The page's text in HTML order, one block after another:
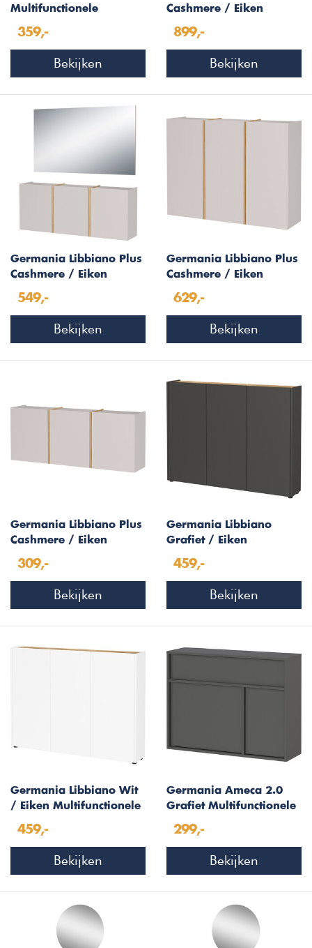
Multifunctionele
359,-
Bekijken
Cashmere / Eiken
899,-
Bekijken
Germania Libbiano Plus
Cashmere / Eiken
549,-
Bekijken
Germania Libbiano Plus
Cashmere / Eiken
Wandkast H103 cm
629,-
Bekijken
Germania Libbiano Plus
Cashmere / Eiken
Wandkast H55 cm
309,-
Bekijken
Germania Libbiano
Grafiet / Eiken
Wandkast
459,-
Bekijken
Germania Libbiano Wit
/ Eiken Multifunctionele
459,-
Bekijken
Germania Ameca 2.0
Grafiet Multifunctionele
299,-
Bekijken